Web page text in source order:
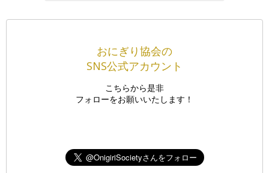
おにぎり協会の
SNS公式アカウント
こちらから是非
フォローをお願いいたします！